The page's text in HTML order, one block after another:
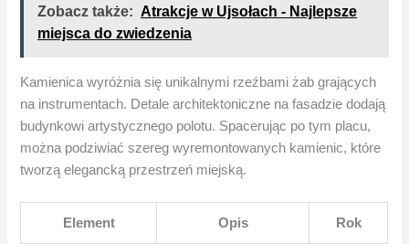
Zobacz także: Atrakcje w Ujsołach​ - Najlepsze
miejsca do zwiedzenia
Kamienica wyróżnia się unikalnymi rzeźbami żab grających
na instrumentach. Detale architektoniczne na fasadzie dodają
budynkowi artystycznego polotu. Spacerując po tym placu,
można podziwiać szereg wyremontowanych kamienic, które
tworzą elegancką przestrzeń miejską.
Element Opis Rok